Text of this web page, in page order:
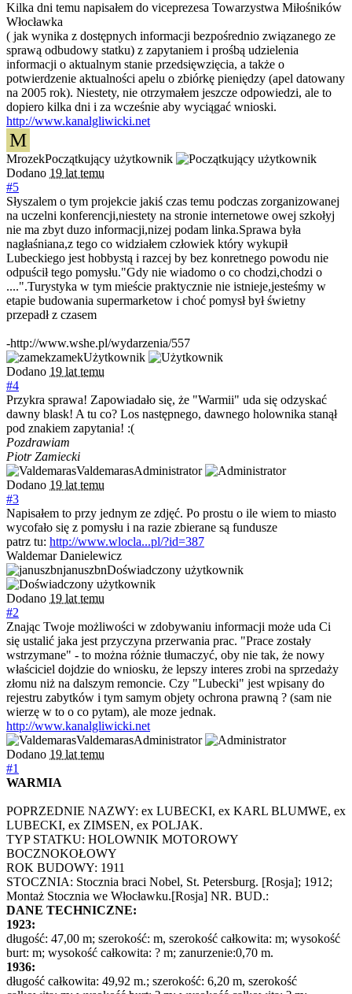
Kilka dni temu napisałem do viceprezesa Towarzystwa Miłośników
Włocławka
( jak wynika z dostępnych informacji bezpośrednio związanego ze
sprawą odbudowy statku) z zapytaniem i prośbą udzielenia
informacji o aktualnym stanie przedsięwzięcia, a także o
potwierdzenie aktualności apelu o zbiórkę pieniędzy (apel datowany
na 2005 rok). Niestety, nie otrzymałem jeszcze odpowiedzi, ale to
dopiero kilka dni i za wcześnie aby wyciągać wnioski.
http://www.kanalgliwicki.net
M
MrozekPoczątkujący użytkownik
Dodano 19 lat temu
#5
Słyszalem o tym projekcie jakiś czas temu podczas zorganizowanej
na uczelni konferencji,niestety na stronie internetowe owej szkołyj
nie ma zbyt duzo informacji,nizej podam linka.Sprawa była
nagłaśniana,z tego co widziałem człowiek który wykupił
Lubeckiego jest hobbystą i razcej by bez konretnego powodu nie
odpuścił tego pomysłu."Gdy nie wiadomo o co chodzi,chodzi o
....".Turystyka w tym mieście praktycznie nie istnieje,jesteśmy w
etapie budowania supermarketow i choć pomysł był świetny
przepadł z czasem
-http://www.wshe.pl/wydarzenia/557
zamekUżytkownik
Dodano 19 lat temu
#4
Przykra sprawa! Zapowiadało się, że "Warmii" uda się odzyskać
dawny blask! A tu co? Los następnego, dawnego holownika stanął
pod znakiem zapytania! :(
Pozdrawiam
Piotr Zamiecki
ValdemarasAdministrator
Dodano 19 lat temu
#3
Napisałem to przy jednym ze zdjęć. Po prostu o ile wiem to miasto
wycofało się z pomysłu i na razie zbierane są fundusze
patrz tu: http://www.wlocla...pl/?id=387
Waldemar Danielewicz
januszbnDoświadczony użytkownik
Dodano 19 lat temu
#2
Znając Twoje możliwości w zdobywaniu informacji może uda Ci
się ustalić jaka jest przyczyna przerwania prac. "Prace zostały
wstrzymane" - to można różnie tłumaczyć, oby nie tak, że nowy
właściciel dojdzie do wniosku, że lepszy interes zrobi na sprzedaży
złomu niż na dalszym remoncie. Czy "Lubecki" jest wpisany do
rejestru zabytków i tym samym objety ochrona prawną ? (sam nie
wierzę w to o co pytam), ale moze jednak.
http://www.kanalgliwicki.net
ValdemarasAdministrator
Dodano 19 lat temu
#1
WARMIA
POPRZEDNIE NAZWY: ex LUBECKI, ex KARL BLUMWE, ex
LUBECKI, ex ZIMSEN, ex POLJAK.
TYP STATKU: HOLOWNIK MOTOROWY
BOCZNOKOŁOWY
ROK BUDOWY: 1911
STOCZNIA: Stocznia braci Nobel, St. Petersburg. [Rosja]; 1912;
Montaż Stocznia we Włocławku.[Rosja] NR. BUD.:
DANE TECHNICZNE:
1923:
długość: 47,00 m; szerokość: m, szerokość całkowita: m; wysokość
burt: m; wysokość całkowita: ? m; zanurzenie:0,70 m.
1936:
długość całkowita: 49,92 m.; szerokość: 6,20 m, szerokość